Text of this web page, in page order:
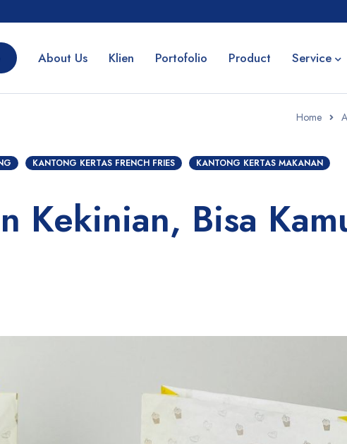
About Us Klien Portofolio Product Service
Home
KANTONG KERTAS FRENCH FRIES
KANTONG KERTAS MAKANAN
Kekinian, Bisa